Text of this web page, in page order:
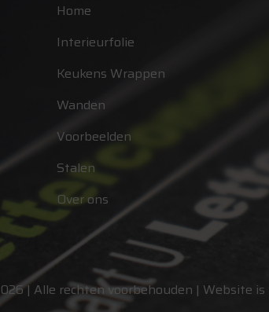
Home
Interieurfolie
Keukens Wrappen
Wanden
Voorbeelden
Stalen
Over ons
| Alle rechten voorbehouden | Website